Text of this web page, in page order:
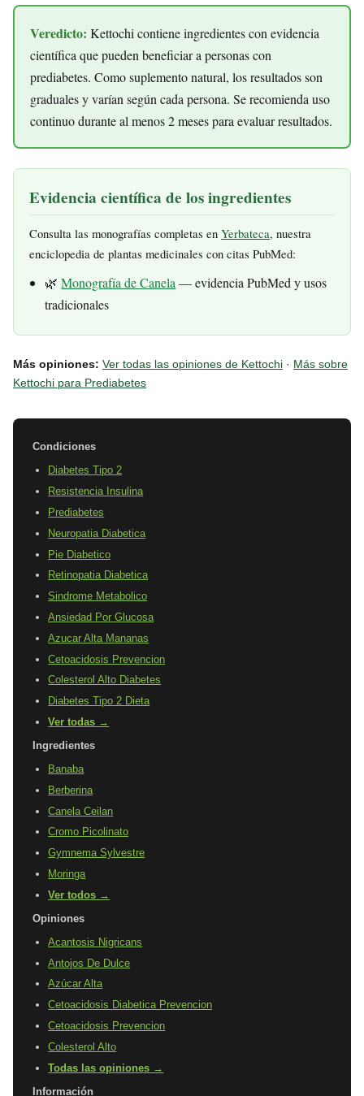
Veredicto: Kettochi contiene ingredientes con evidencia
científica que pueden beneficiar a personas con
prediabetes. Como suplemento natural, los resultados son
graduales y varían según cada persona. Se recomienda uso
continuo durante al menos 2 meses para evaluar resultados.
Evidencia científica de los ingredientes
Consulta las monografías completas enYerbateca, nuestra
enciclopedia de plantas medicinales con citas PubMed:
🌿Monografía de Canela— evidencia PubMed y usos
tradicionales
Más opiniones: Ver todas las opiniones de Kettochi · Más sobre
Kettochi para Prediabetes
Condiciones
Diabetes Tipo 2
Resistencia Insulina
Prediabetes
Neuropatia Diabetica
Pie Diabetico
Retinopatia Diabetica
Sindrome Metabolico
Ansiedad Por Glucosa
Azucar Alta Mananas
Cetoacidosis Prevencion
Colesterol Alto Diabetes
Diabetes Tipo 2 Dieta
Ver todas →
Ingredientes
Banaba
Berberina
Canela Ceilan
Cromo Picolinato
Gymnema Sylvestre
Moringa
Ver todos →
Opiniones
Acantosis Nigricans
Antojos De Dulce
Azúcar Alta
Cetoacidosis Diabetica Prevencion
Cetoacidosis Prevencion
Colesterol Alto
Todas las opiniones →
Información